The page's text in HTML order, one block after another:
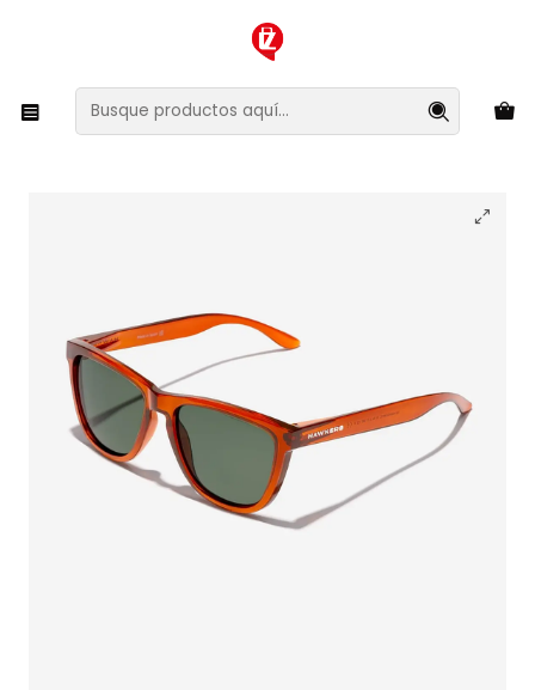
XMAS SALE ¡Compra antes de que la oferta termine!
Lentes y Accesorios Lentes de Sol
Lentes de Sol Polarizado Hawkers One Raw
HONR24WETC